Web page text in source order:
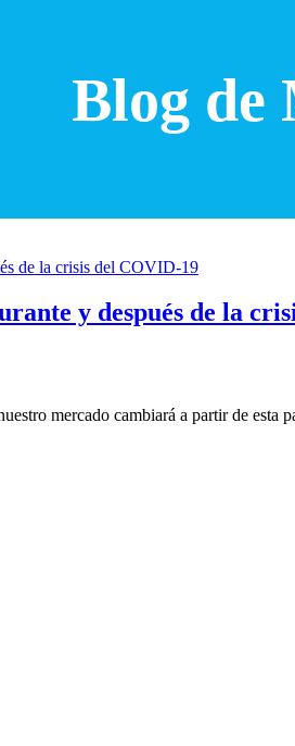
Blog de
y después de la
mercado cambiará a partir de esta